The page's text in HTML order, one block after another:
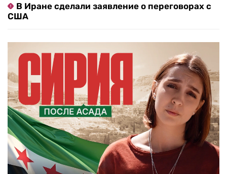
В Иране сделали заявление о переговорах с
США